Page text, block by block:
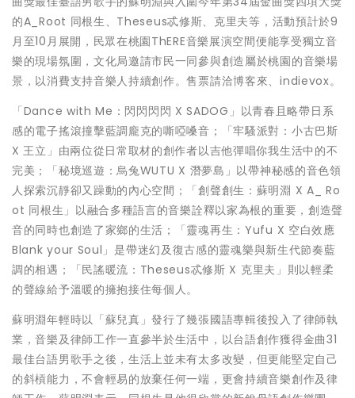
的A_Root 同根生、Theseus忒修斯、克里夫等，活動預計於9
月至10月展開，民眾在桃園ThERE音樂展演空間便能享受獨立音
樂的現場氛圍，文化局邀請市民一同參與創造屬於桃園的音樂場
景，以消費支持音樂人持續創作。售票請洽博客來、indievox。
「Dance with Me：閃閃閃閃 X SADOG」以青春且略帶日系
感的電子搖滾撞擊藍調龐克的嘶啞嗓音；「牢騷派對：小古巴斯
X 王立」由兩位從日常取材的創作者以吉他彈唱你我生活中的不
完美；「秘境巡遊：烏兔WUTU X 潛夢島」以帶神秘感的音色領
人探索沉靜卻又躁動的內心空間；「創聲創生：蘇明淵 X A_ Ro
ot 同根生」以融合多種語言的音樂詮釋以家為根的重要，創造聲
音的同時也創造了家鄉的生活；「靈魂再生：Yufu X 空白效應
Blank your Soul」是帶迷幻及復古感的靈魂樂與新生代節奏藍
調的相遇；「民謠暖流：Theseus忒修斯 X 克里夫」則以輕柔
的聲線給予溫暖的擁抱接住每個人。
蘇明淵年輕時以「蘇兒真」發行了幾張國語專輯後投入了律師執
業，音樂及律師工作一直參半於生活中，以台語創作獲得金曲31
最佳台語男歌手之後，生活上並未有太多改變，但更能堅定自己
的斜槓能力，不會輕易的放棄任何一端，更會持續音樂創作及律